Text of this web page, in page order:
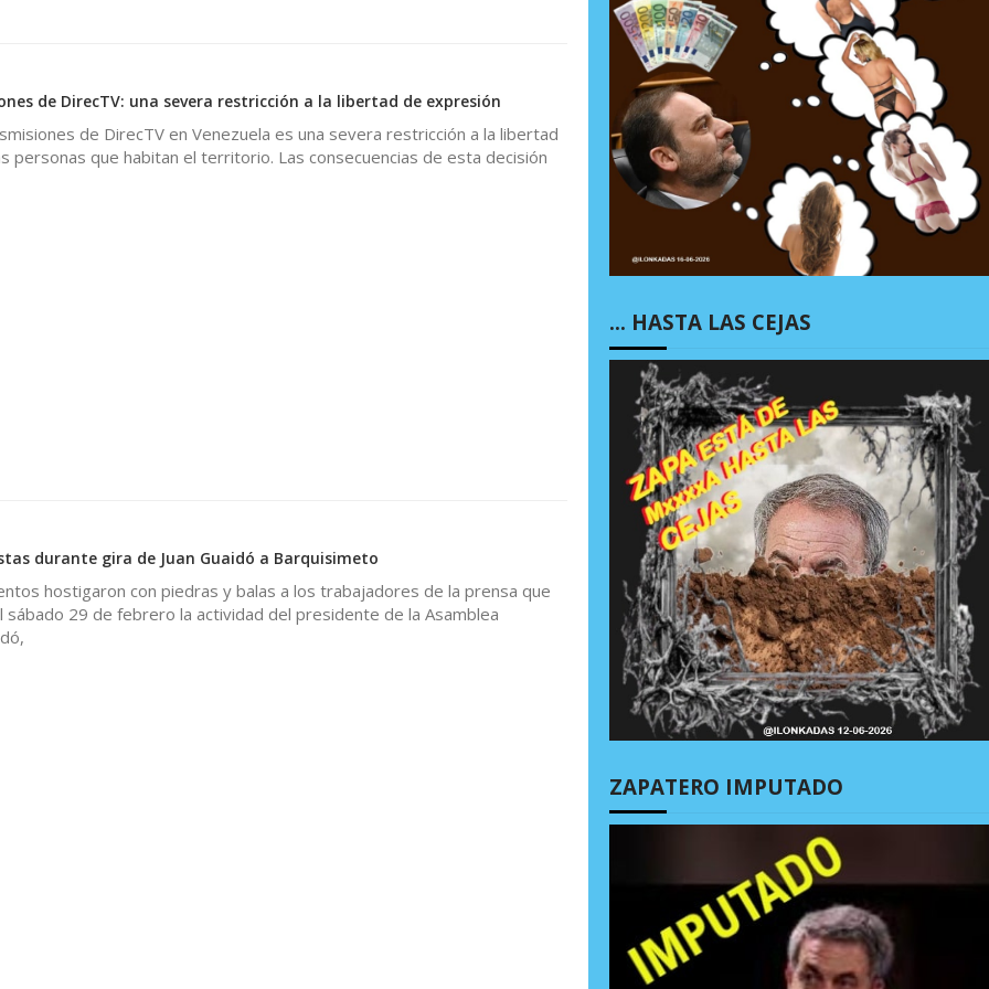
de DirecTV: una severa restricción a la libertad de expresión
de DirecTV en Venezuela es una severa restricción a la libertad
personas que habitan el territorio. Las consecuencias de esta decisión
durante gira de Juan Guaidó a Barquisimeto
hostigaron con piedras y balas a los trabajadores de la prensa que
sábado 29 de febrero la actividad del presidente de la Asamblea
… HASTA LAS CEJAS
ZAPATERO IMPUTADO